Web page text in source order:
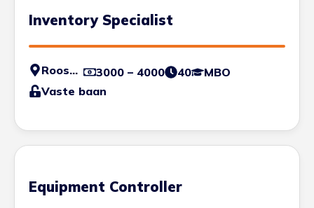
Inventory Specialist
Roosendaal 3000 – 4000 40
MBO
Vaste baan
Equipment Controller